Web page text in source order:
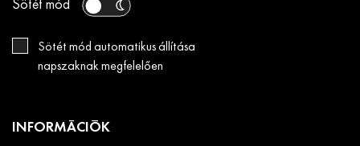
Sötét mód
Sötét mód automatikus állítása
napszaknak megfelelően
INFORMÁCIÓK